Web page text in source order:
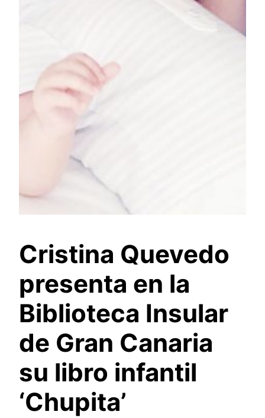
Cristina Quevedo
presenta en la
Biblioteca Insular
de Gran Canaria
su libro infantil
‘Chupita’